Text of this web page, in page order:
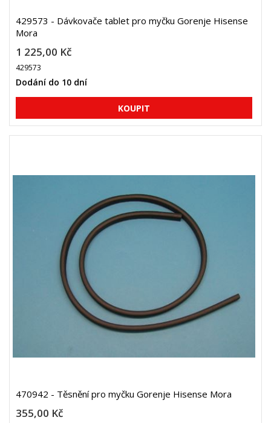
429573 - Dávkovače tablet pro myčku Gorenje Hisense
Mora
1 225,00 Kč
429573
Dodání do 10 dní
470942 - Těsnění pro myčku Gorenje Hisense Mora
355,00 Kč